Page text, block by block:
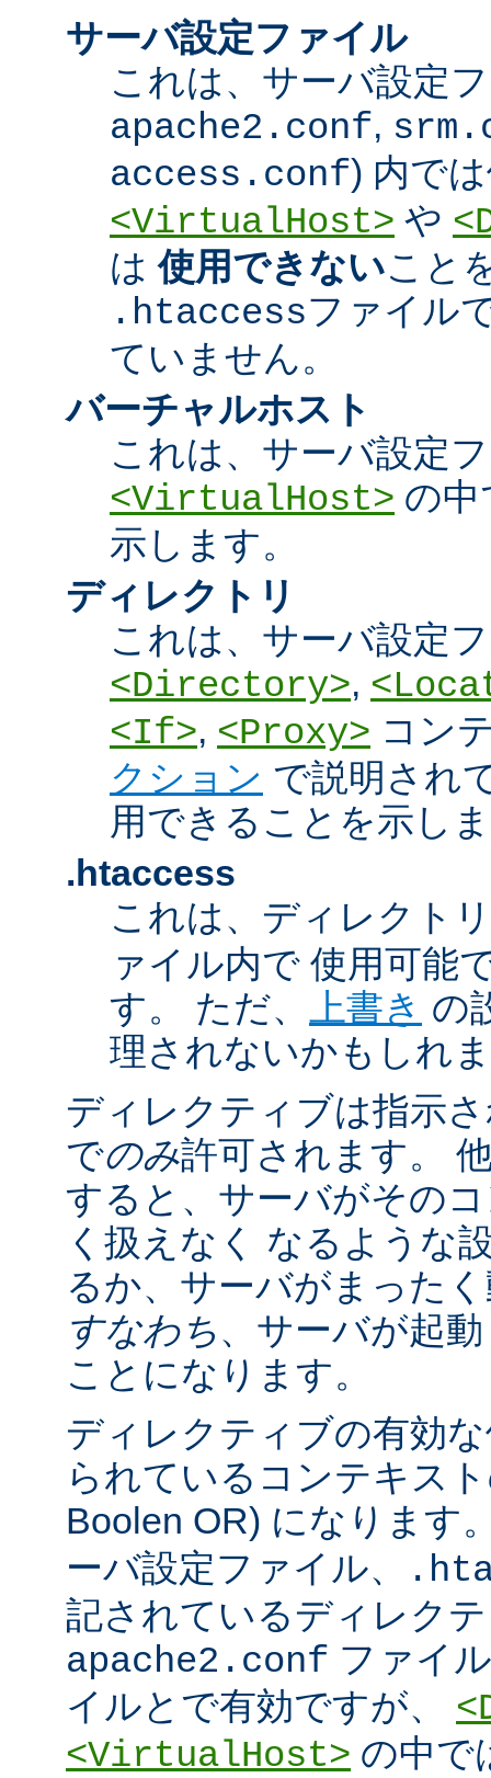
サーバ設定ファイル
これは、サーバ設定
apache2.conf,
access.conf) 内で
<VirtualHost> や
は使用できないこと
.htaccessファイル
ていません。
バーチャルホスト
これは、サーバ設定
<VirtualHost> の中
示します。
ディレクトリ
これは、サーバ設定
<Directory>,
<If>, <Proxy> コン
クション で説明され
用できることを示し
.htaccess
これは、ディレクトリ
ァイル内で 使用可能
す。 ただ、
上書き の
理されないかもしれ
ディレクティブは指示
でのみ許可されます。
すると、サーバがその
く扱えなく なるような
るか、サーバがまった
すなわち、サーバが起
ことになります。
ディレクティブの有効
られているコンテキス
Boolen OR) になります
ーバ設定ファイル、
記されているディレク
apache2.conf ファイ
イルとで有効ですが、
<VirtualHost> の中で